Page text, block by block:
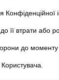
її втрати або
до моменту